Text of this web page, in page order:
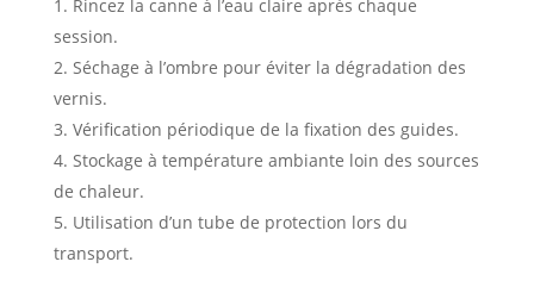
Rincez la canne à l’eau claire après chaque
session.
Séchage à l’ombre pour éviter la dégradation des
vernis.
Vérification périodique de la fixation des guides.
Stockage à température ambiante loin des sources
de chaleur.
Utilisation d’un tube de protection lors du
transport.